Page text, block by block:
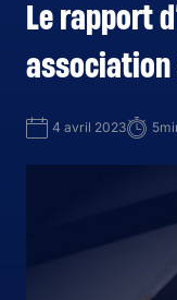
Le rapport
4 avril 2023